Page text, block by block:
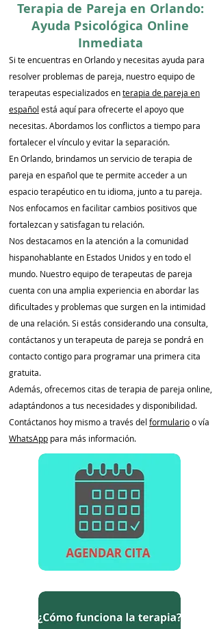
Terapia de Pareja en Orlando:
Ayuda Psicológica Online
Inmediata
Si te encuentras en Orlando y necesitas ayuda para
resolver problemas de pareja, nuestro equipo de
terapeutas especializados enterapia de pareja en
español está aquí para ofrecerte el apoyo que
necesitas. Abordamos los conflictos a tiempo para
fortalecer el vínculo y evitar la separación.
En Orlando, brindamos un servicio de terapia de
pareja en español que te permite acceder a un
espacio terapéutico en tu idioma, junto a tu pareja.
Nos enfocamos en facilitar cambios positivos que
fortalezcan y satisfagan tu relación.
Nos destacamos en la atención a la comunidad
hispanohablante en Estados Unidos y en todo el
mundo. Nuestro equipo de terapeutas de pareja
cuenta con una amplia experiencia en abordar las
dificultades y problemas que surgen en la intimidad
de una relación. Si estás considerando una consulta,
contáctanos y un terapeuta de pareja se pondrá en
contacto contigo para programar una primera cita
gratuita.
Además, ofrecemos citas de terapia de pareja online,
adaptándonos a tus necesidades y disponibilidad.
Contáctanos hoy mismo a través del formularioo vía
WhatsApp para más información.